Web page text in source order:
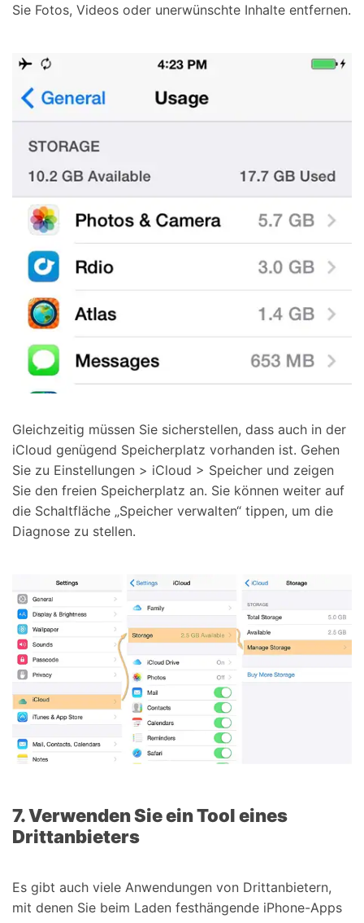
Sie Fotos, Videos oder unerwünschte Inhalte entfernen.
Gleichzeitig müssen Sie sicherstellen, dass auch in der
iCloud genügend Speicherplatz vorhanden ist. Gehen
Sie zu Einstellungen > iCloud > Speicher und zeigen
Sie den freien Speicherplatz an. Sie können weiter auf
die Schaltfläche „Speicher verwalten“ tippen, um die
Diagnose zu stellen.
7. Verwenden Sie ein Tool eines
Drittanbieters
Es gibt auch viele Anwendungen von Drittanbietern,
mit denen Sie beim Laden festhängende iPhone-Apps